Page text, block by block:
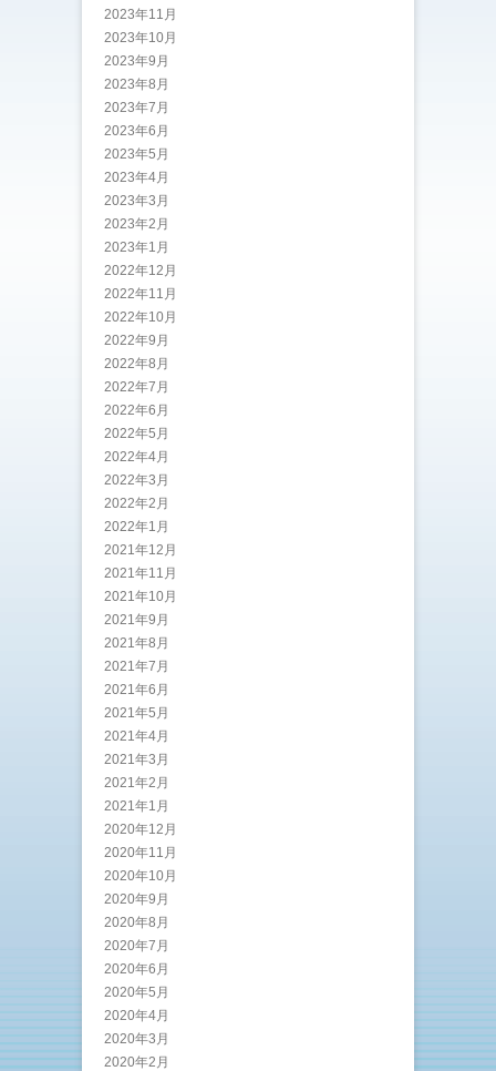
2023年11月
2023年10月
2023年9月
2023年8月
2023年7月
2023年6月
2023年5月
2023年4月
2023年3月
2023年2月
2023年1月
2022年12月
2022年11月
2022年10月
2022年9月
2022年8月
2022年7月
2022年6月
2022年5月
2022年4月
2022年3月
2022年2月
2022年1月
2021年12月
2021年11月
2021年10月
2021年9月
2021年8月
2021年7月
2021年6月
2021年5月
2021年4月
2021年3月
2021年2月
2021年1月
2020年12月
2020年11月
2020年10月
2020年9月
2020年8月
2020年7月
2020年6月
2020年5月
2020年4月
2020年3月
2020年2月